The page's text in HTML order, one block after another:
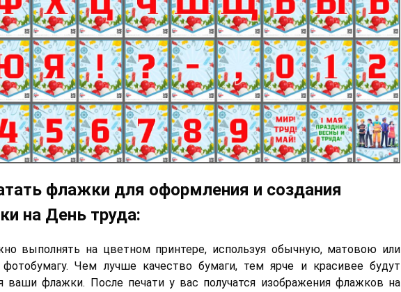
флажки для оформления и создания
на День труда:
выполнять на цветном принтере, используя обычную, матовою или
фотобумагу. Чем лучше качество бумаги, тем ярче и красивее будут
ваши флажки. После печати у вас получатся изображения флажков на